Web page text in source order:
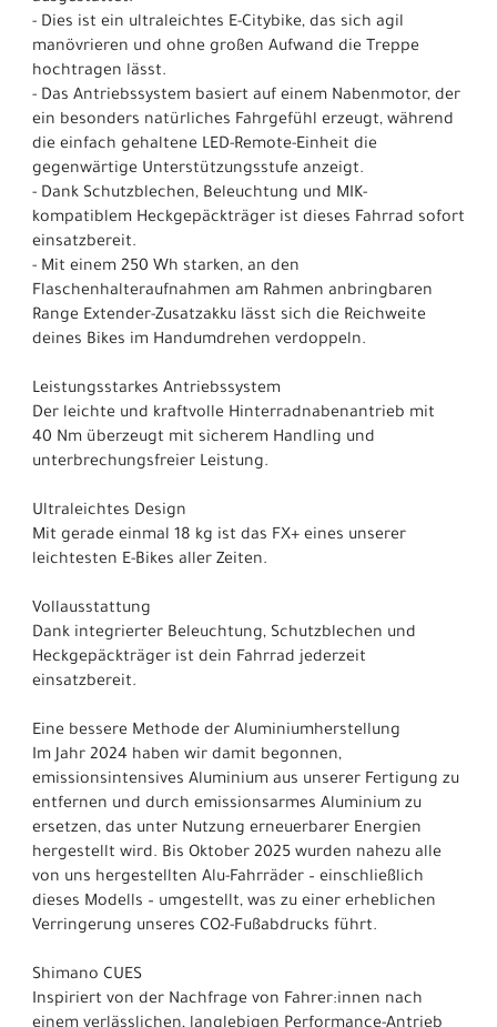
- Dies ist ein ultraleichtes E-Citybike, das sich agil
manövrieren und ohne großen Aufwand die Treppe
hochtragen lässt.
- Das Antriebssystem basiert auf einem Nabenmotor, der
ein besonders natürliches Fahrgefühl erzeugt, während
die einfach gehaltene LED-Remote-Einheit die
gegenwärtige Unterstützungsstufe anzeigt.
- Dank Schutzblechen, Beleuchtung und MIK-
kompatiblem Heckgepäckträger ist dieses Fahrrad sofort
einsatzbereit.
- Mit einem 250 Wh starken, an den
Flaschenhalteraufnahmen am Rahmen anbringbaren
Range Extender-Zusatzakku lässt sich die Reichweite
deines Bikes im Handumdrehen verdoppeln.
Leistungsstarkes Antriebssystem
Der leichte und kraftvolle Hinterradnabenantrieb mit
40 Nm überzeugt mit sicherem Handling und
unterbrechungsfreier Leistung.
Ultraleichtes Design
Mit gerade einmal 18 kg ist das FX+ eines unserer
leichtesten E-Bikes aller Zeiten.
Vollausstattung
Dank integrierter Beleuchtung, Schutzblechen und
Heckgepäckträger ist dein Fahrrad jederzeit
einsatzbereit.
Eine bessere Methode der Aluminiumherstellung
Im Jahr 2024 haben wir damit begonnen,
emissionsintensives Aluminium aus unserer Fertigung zu
entfernen und durch emissionsarmes Aluminium zu
ersetzen, das unter Nutzung erneuerbarer Energien
hergestellt wird. Bis Oktober 2025 wurden nahezu alle
von uns hergestellten Alu-Fahrräder – einschließlich
dieses Modells – umgestellt, was zu einer erheblichen
Verringerung unseres CO2-Fußabdrucks führt.
Shimano CUES
Inspiriert von der Nachfrage von Fahrer:innen nach